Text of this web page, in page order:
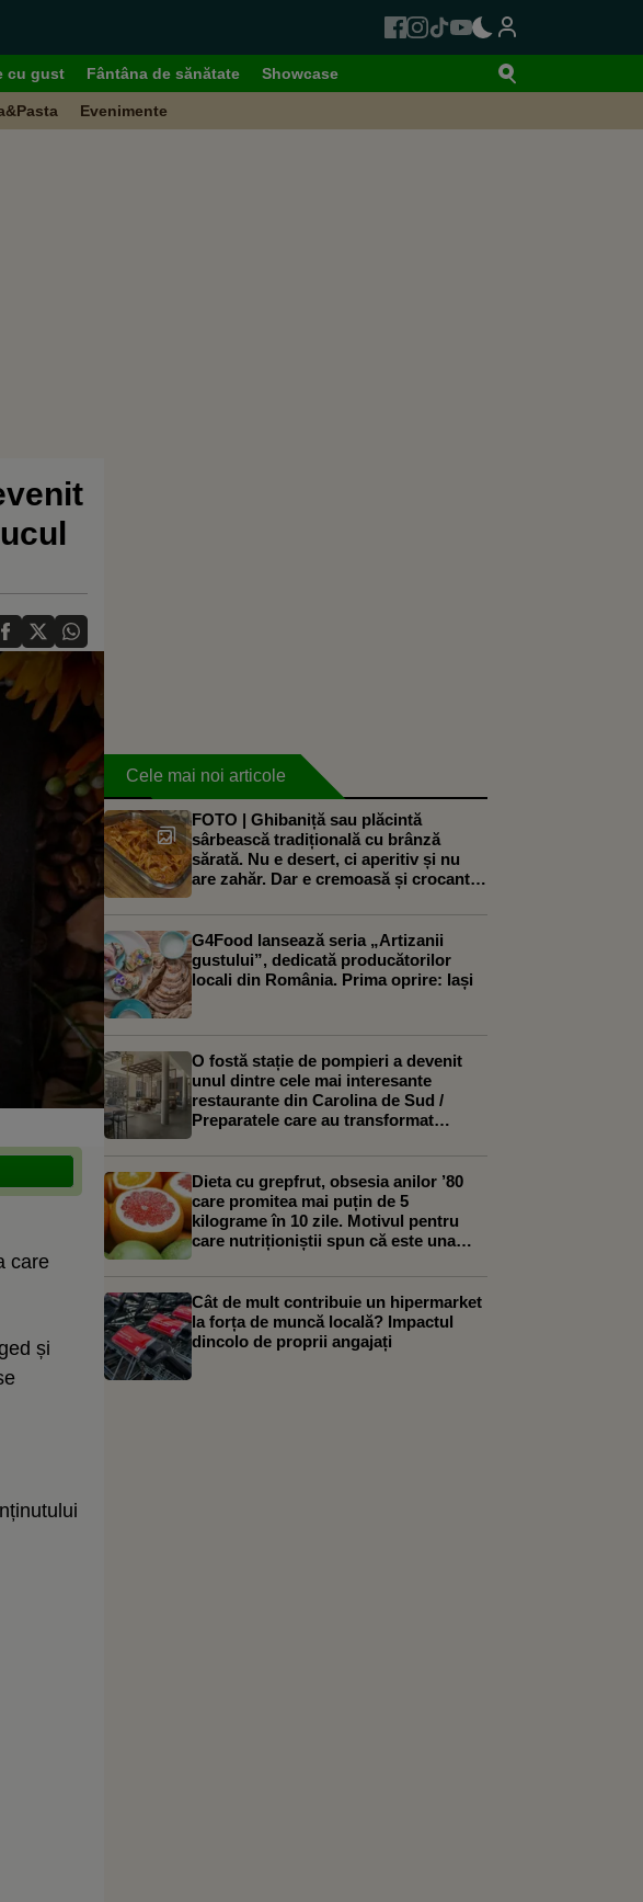
cu gust Fântâna de sănătate Showcase
Evenimente
care
și
Cele mai noi articole
FOTO | Ghibaniță sau plăcintă
sârbească tradițională cu brânză
sărată. Nu e desert, ci aperitiv și nu
are zahăr. Dar e cremoasă și crocantă
G4Food lansează seria „Artizanii
gustului”, dedicată producătorilor
locali din România. Prima oprire: Iași
O fostă stație de pompieri a devenit
unul dintre cele mai interesante
restaurante din Carolina de Sud /
Preparatele care au transformat
Dieta cu grepfrut, obsesia anilor ’80
care promitea mai puțin de 5
kilograme în 10 zile. Motivul pentru
care nutriționiștii spun că este una
Cât de mult contribuie un hipermarket
la forța de muncă locală? Impactul
dincolo de proprii angajați